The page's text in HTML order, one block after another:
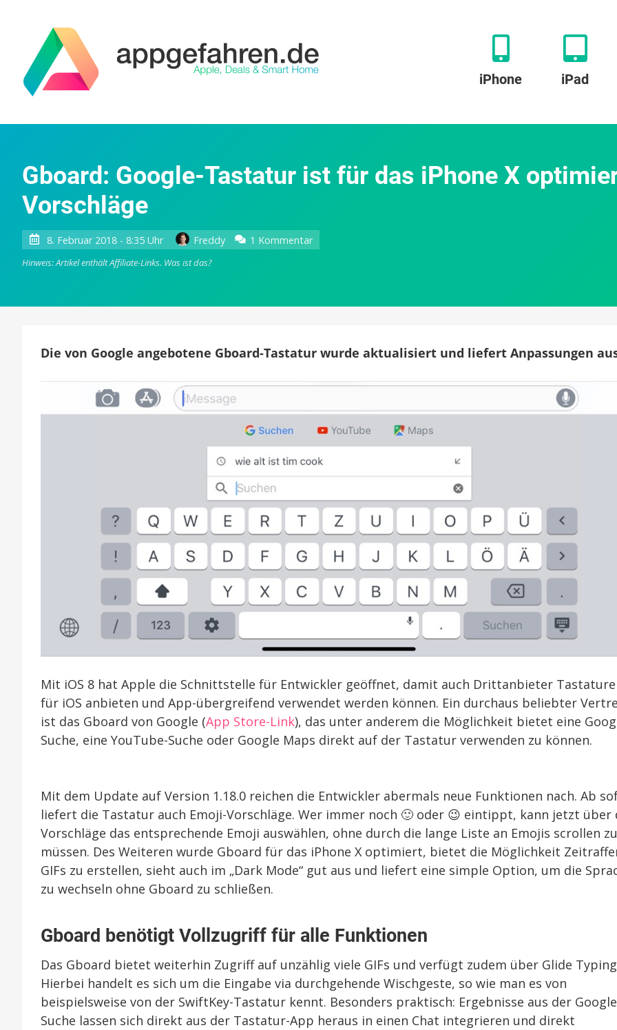
iPhone iPad
Gboard: Google-Tastatur ist für das iPhone X
Vorschläge
8. Februar 2018 - 8:35 Uhr Freddy 1 Kommentarzu
X
&
Emoji-
Vorschläge
Hinweis: Artikel enthält Affiliate-Links. Was ist das?
Die von Google angebotene Gboard-Tastatur wurde aktualisiert und liefert Anpassungen
Mit iOS 8 hat Apple die Schnittstelle für Entwickler geöffnet, damit auch Drittanbieter
für iOS anbieten und App-übergreifend verwendet werden können. Ein durchaus beliebter
ist das Gboard von Google (App Store-Link), das unter anderem die Möglichkeit bietet eine
Suche, eine YouTube-Suche oder Google Maps direkt auf der Tastatur verwenden zu können.
Mit dem Update auf Version 1.18.0 reichen die Entwickler abermals neue Funktionen nach. Ab
liefert die Tastatur auch Emoji-Vorschläge. Wer immer noch 🙂 oder 😉 eintippt, kann jetzt über
Vorschläge das entsprechende Emoji auswählen, ohne durch die lange Liste an Emojis scrollen zu
müssen. Des Weiteren wurde Gboard für das iPhone X optimiert, bietet die Möglichkeit
GIFs zu erstellen, sieht auch im „Dark Mode“ gut aus und liefert eine simple Option, um die
zu wechseln ohne Gboard zu schließen.
Gboard benötigt Vollzugriff für alle Funktionen
Das Gboard bietet weiterhin Zugriff auf unzählig viele GIFs und verfügt zudem über Glide
Hierbei handelt es sich um die Eingabe via durchgehende Wischgeste, so wie man es von
beispielsweise von der SwiftKey-Tastatur kennt. Besonders praktisch: Ergebnisse aus der
Suche lassen sich direkt aus der Tastatur-App heraus in einen Chat integrieren und direkt